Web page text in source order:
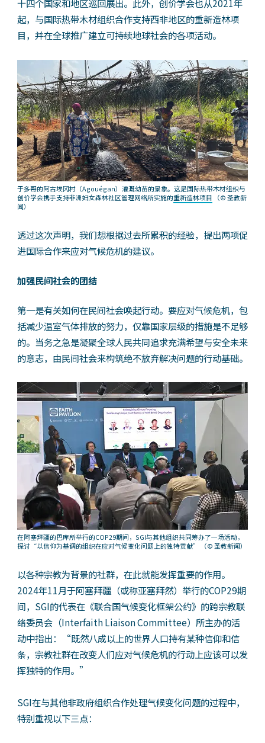
十四个国家和地区巡回展出。此外，创价学会也从2021年
起，与国际热带木材组织合作支持西非地区的重新造林项
目，并在全球推广建立可持续地球社会的各项活动。
于多哥的阿古埃冈村（Agouégan）灌溉幼苗的景象。这是国际热带木材组织与
创价学会携手支持非洲妇女森林社区管理网络所实施的重新造林项目
（© 圣教新
闻）
透过这次声明，我们想根据过去所累积的经验，提出两项促
进国际合作来应对气候危机的建议。
加强民间社会的团结
第一是有关如何在民间社会唤起行动。要应对气候危机，包
括减少温室气体排放的努力，仅靠国家层级的措施是不足够
的。当务之急是凝聚全球人民共同追求充满希望与安全未来
的意志，由民间社会来构筑绝不放弃解决问题的行动基础。
在阿塞拜疆的巴库所举行的COP29期间，SGI与其他组织共同筹办了一场活动，
探讨“以信仰为基调的组织在应对气候变化问题上的独特贡献”
（© 圣教新闻）
以各种宗教为背景的社群，在此就能发挥重要的作用。
2024年11月于阿塞拜疆（或称亚塞拜然）举行的COP29期
间，SGI的代表在《联合国气候变化框架公约》的跨宗教联
络委员会（Interfaith Liaison Committee）所主办的活
动中指出：“既然八成以上的世界人口持有某种信仰和信
条，宗教社群在改变人们应对气候危机的行动上应该可以发
挥独特的作用。”
SGI在与其他非政府组织合作处理气候变化问题的过程中，
特别重视以下三点：